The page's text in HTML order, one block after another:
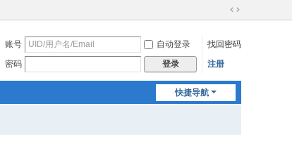
切
到
账号 自动登录
找回密码
密码
登录 注册
快捷导航